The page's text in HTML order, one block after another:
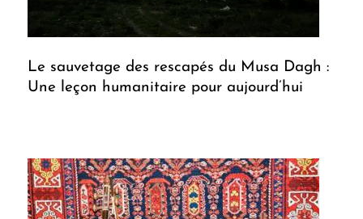
Le sauvetage des rescapés du Musa Dagh :
Une leçon humanitaire pour aujourd’hui